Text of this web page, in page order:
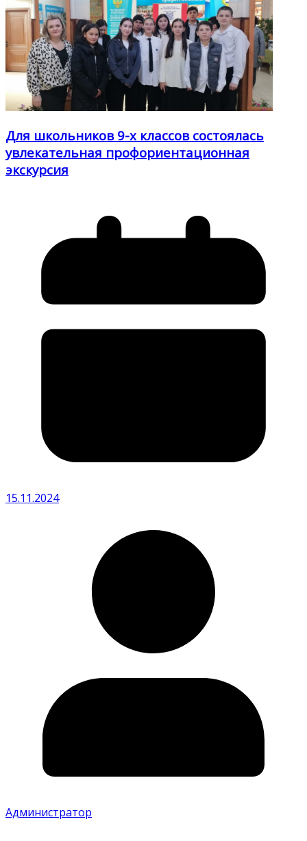
Для школьников 9-х классов состоялась
увлекательная профориентационная
экскурсия
15.11.2024
Администратор